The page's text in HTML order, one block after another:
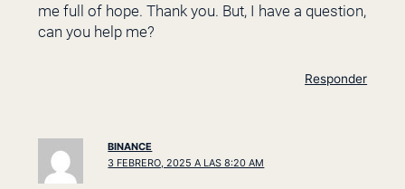
me full of hope. Thank you. But, I have a question,
can you help me?
Responder
BINANCE
3 FEBRERO, 2025 A LAS 8:20 AM